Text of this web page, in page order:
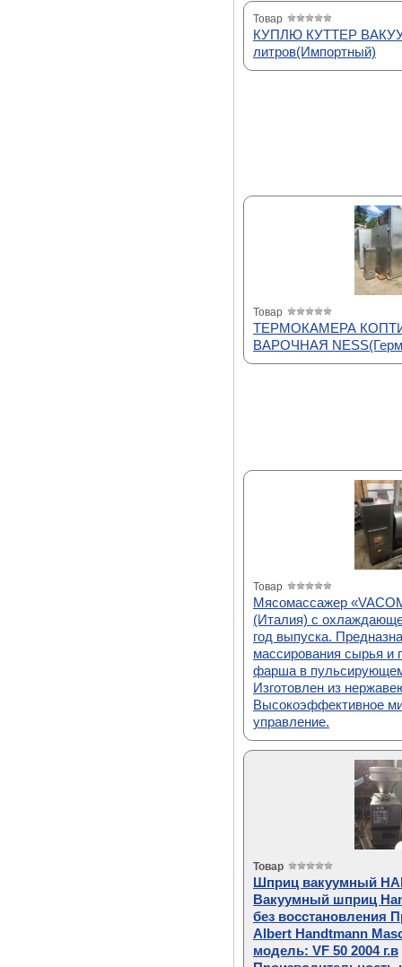
Товар
КУПЛЮ КУТТЕР
литров(Импортный)
Товар
ТЕРМОКАМЕРА
ВАРОЧНАЯ
Товар
Мясомассажер
(Италия) с
год выпуска.
массирования сырья и
фарша в
Изготовлен из
Высокоэффективное
управление.
Товар
Шприц вакуумный
Вакуумный шприц
без восстановления
Albert Handtmann
модель: VF 50 2004 г.в